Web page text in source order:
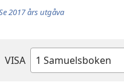
2017 års utgåva
VISA
Bibelbok